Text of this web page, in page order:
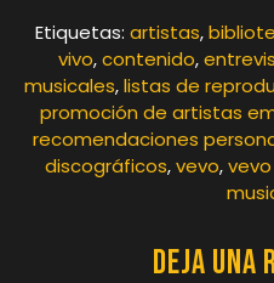
Etiquetas: artistas,
vivo,contenido,
musicales,listas de
promoción de artistas
recomendaciones
discográficos,vevo,
Deja una